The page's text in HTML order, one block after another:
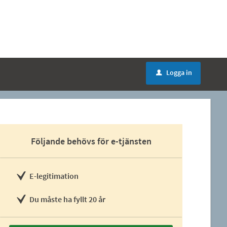
u Logga in
Följande behövs för e-tjänsten
E-legitimation
Du måste ha fyllt 20 år